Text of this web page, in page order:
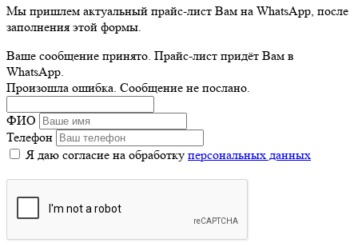
Мы пришлем актуальный прайс-лист Вам на WhatsApp, после
заполнения этой формы.
Ваше сообщение принято. Прайс-лист придёт Вам в
WhatsApp.
Произошла ошибка. Сообщение не послано.
ФИО
Телефон
Я даю согласие на обработку персональных данных